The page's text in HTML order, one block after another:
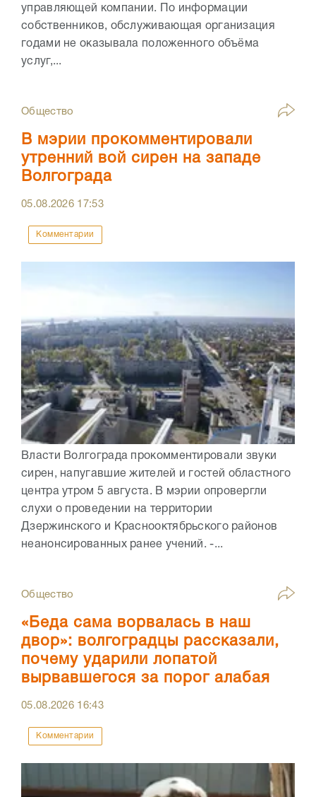
управляющей компании. По информации
собственников, обслуживающая организация
годами не оказывала положенного объёма
услуг,...
Общество
В мэрии прокомментировали
утренний вой сирен на западе
Волгограда
05.08.2026 17:53
Комментарии
Власти Волгограда прокомментировали звуки
сирен, напугавшие жителей и гостей областного
центра утром 5 августа. В мэрии опровергли
слухи о проведении на территории
Дзержинского и Краснооктябрьского районов
неанонсированных ранее учений. -...
Общество
«Беда сама ворвалась в наш
двор»: волгоградцы рассказали,
почему ударили лопатой
вырвавшегося за порог алабая
05.08.2026 16:43
Комментарии